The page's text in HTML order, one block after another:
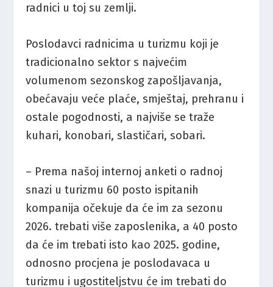
radnici u toj su zemlji.
Poslodavci radnicima u turizmu koji je
tradicionalno sektor s najvećim
volumenom sezonskog zapošljavanja,
obećavaju veće plaće, smještaj, prehranu i
ostale pogodnosti, a najviše se traže
kuhari, konobari, slastičari, sobari.
– Prema našoj internoj anketi o radnoj
snazi u turizmu 60 posto ispitanih
kompanija očekuje da će im za sezonu
2026. trebati više zaposlenika, a 40 posto
da će im trebati isto kao 2025. godine,
odnosno procjena je poslodavaca u
turizmu i ugostiteljstvu će im trebati do